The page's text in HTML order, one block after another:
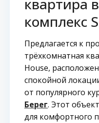
квартира
комплекс
Предлагается к
трёхкомнатная
House,
спокойной
от популярного
Берег. Этот
для комфортного